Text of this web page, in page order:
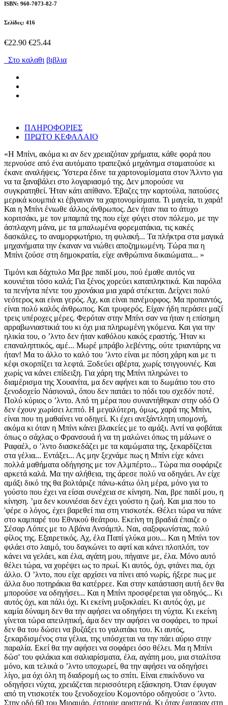
ISBN: 960-7073-82-7
Σελίδες: 416
€22.90 €25.44
Στο καλαθι βιβλια
ΠΛΗΡΟΦΟΡΙΕΣ
ΠΡΩΤΟ ΚΕΦΑΛΑΙΟ
«Η Μπίνι, ακόμα κι αν δεν χρειαζόταν χρήματα, κάθε φορά που
περνούσε από ένα αυτόματο τραπεζικό μηχάνημα σταματούσε κι
έκανε αναλήψεις. Ύστερα έδινε τα χαρτονομίσματα στον Άλντο για
να τα ξαναβάλει στο λογαριασμό της. Δεν μπορούσε να
συγκρατηθεί. Ήταν κάτι απίθανο. Έβαζες την καρτούλα, πατούσες
μερικά κουμπιά κι έβγαιναν τα χαρτονομίσματα. Τι μαγεία, τι χαρά!
Και η Μπίνι ένιωθε άλλος άνθρωπος. Δεν ήταν πια το άτυχο
κοριτσάκι, με τον μπαμπά της που είχε φύγει στον πόλεμο, με την
άσπλαχνη μάνα, με τα μπαλωμένα φορεματάκια, τις κακές
δασκάλες, το αναμορφωτήριο, τη φυλακή... Τα πλήκτρα στα μαγικά
μηχανήματα την έκαναν να νιώθει αποζημιωμένη. Τώρα πια η
Μπίνι ζούσε στη δημοκρατία, είχε ανθρώπινα δικαιώματα... »
Τιμόνι και δάχτυλο Μα βρε παιδί μου, πού έμαθε αυτός να
κουνιέται τόσο καλά; Για ξένος χορεύει καταπληκτικά. Και παρόλα
τα πενήντα πέντε του χρονάκια μια χαρά στέκεται. Δείχνει πολύ
νεότερος και είναι γερός. Αχ, και είναι πανέμορφος. Μα προπαντός,
είναι πολύ καλός άνθρωπος. Και τρυφερός. Είχαν ήδη περάσει μαζί
τρεις υπέροχες μέρες. Φερόταν στην Μπίνι σαν να ήταν η επίσημη
αρραβωνιαστικιά του κι όχι μια πληρωμένη γκόμενα. Και για την
ηλικία του, ο ʼλντο δεν ήταν καθόλου κακός εραστής. Ήταν κι
επαναληπτικός, αμέ... Μωρέ μπράβο λεβέντης, ούτε τριαντάρης να
ήταν! Μα το άλλο το καλό του ʼλντο είναι με πόση χάρη και με τι
κέφι σκορπίζει τα λεφτά. Ξοδεύει αβέρτα, χωρίς τσιγγουνιές. Και
χωρίς να κάνει επίδειξη. Για χάρη της Μπίνι πληρώνει το
διαμέρισμα της Χουανίτα, μα δεν αφήνει και το δωμάτιο του στο
ξενοδοχείο Νάσιοναλ, όπου δεν πατάει το πόδι του σχεδόν ποτέ.
Πολύ κύριος ο ʼλντο. Από τη μέρα που συναντήθηκαν στην οδό Ο
δεν έχουν χωρίσει λεπτό. Η μεγαλύτερη, όμως, χαρά της Μπίνι,
είναι που τη μαθαίνει να οδηγεί. Κι έχει ανεξάντλητη υπομονή,
ακόμα κι όταν η Μπίνι κάνει βλακείες με το αμάξι. Αντί να φοβάται
όπως ο σάχλας ο Φρανσουά ή να τη μαλώνει όπως τη μάλωνε ο
Ραφαέλ, ο ʼλντο διασκεδάζει με τα καμώματα της, ξεκαρδίζεται
στα γέλια... Εντάξει... Ας μην ξεχνάμε πως η Μπίνι είχε κάνει
πολλά μαθήματα οδήγησης με τον Αλμπέρτο... Τώρα πια σοφάριζε
αρκετά καλά. Μα την αλήθεια, της άρεσε πολύ να οδηγάει. Αν είχε
αμάξι δικό της θα βολτάριζε πάνω-κάτω όλη μέρα, μόνο για το
γούστο που έχει να είσαι συνέχεια σε κίνηση. Ναι, βρε παιδί μου, η
κίνηση. ʼμα δεν κουνιέσαι δεν έχει γούστο η ζωή. Και μια που το
'φέρε ο λόγος, έχει βαρεθεί πια στη ντισκοτέκ. Θέλει τώρα να πάνε
στο καμπαρέ του Εθνικού θεάτρου. Εκείνη τη βραδιά έπαιζε ο
Σέσαρ Λόπες με το Αβάνα Ανσάμπλ. Ναι, σαξοφωνίστας, πολύ
φίλος της. Εξαιρετικός. Αχ, έλα Παπί γλύκα μου... Και η Μπίνι τον
φιλάει στο λαιμό, του δαγκώνει το αφτί και κάνει πλοπλόπ, τον
κάνει να γελάει, και έλα, αγάπη μου, πήγαινε με, έλα. Μόνο αυτό
θέλει τώρα, να χορέψει ως το πρωί. Κι αυτός, όχι, φτάνει πια, όχι
άλλο. Ο ʼλντο, που είχε αρχίσει να πίνει από νωρίς, ήξερε πως με
άλλα δυο ποτηράκια θα κατέρρεε. Και στην κατάσταση αυτή δεν θα
μπορούσε να οδηγήσει... Και η Μπίνι προσφέρεται για οδηγός... Κι
αυτός όχι, και πάλι όχι. Κι εκείνη μυξοκλαίει. Κι αυτός όχι, με
καμία δύναμη δεν θα την αφήσει να οδηγήσει τη νύχτα. Κι εκείνη
γίνεται τώρα απειλητική, άμα δεν την αφήσει να σοφάρει, το πρωί
δεν θα του δώσει να βυζάξει το γαλατάκι του. Κι αυτός,
ξεκαρδισμένος στα γέλια, της υπόσχεται να την πάει αύριο στην
παραλία. Εκεί θα την αφήσει να σοφάρει όσο θέλει. Μα η Μπίνι
δώσ' του φιλάκια και σαλιαρίσματα, έλα, αγάπη μου, μια σταλίτσα
μόνο, και τελικά ο ʼλντο υποχωρεί, θα την αφήσει να οδηγήσει
λίγο, μα όχι όλη τη διαδρομή ως το σπίτι. Είναι επικίνδυνο να
οδηγήσει νύχτα, χρειάζεται περισσότερη εξάσκηση. Όταν έφυγαν
από τη ντισκοτέκ του ξενοδοχείου Κομοντόρο οδηγούσε ο ʼλντο.
Στην οδό 60 του Μιραμάρ, έστριψε αριστερά. Κι όταν έφτασαν στη